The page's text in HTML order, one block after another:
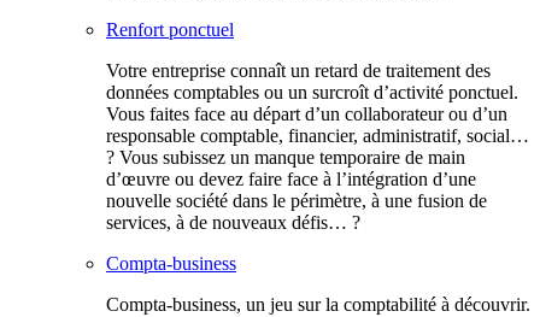
Renfort ponctuel
Votre entreprise connaît un retard de traitement des
données comptables ou un surcroît d’activité ponctuel.
Vous faites face au départ d’un collaborateur ou d’un
responsable comptable, financier, administratif, social…
? Vous subissez un manque temporaire de main
d’œuvre ou devez faire face à l’intégration d’une
nouvelle société dans le périmètre, à une fusion de
services, à de nouveaux défis… ?
Compta-business
Compta-business, un jeu sur la comptabilité à découvrir.